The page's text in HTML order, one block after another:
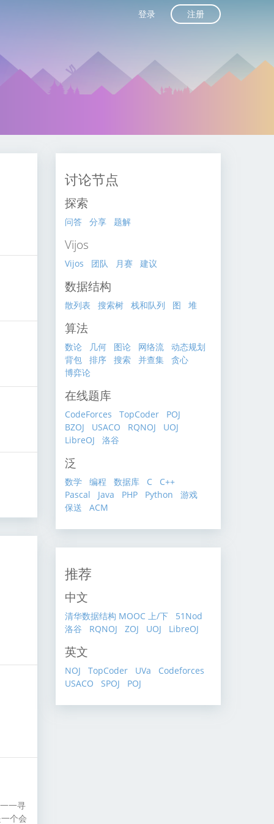
登录 注册
一寻
个会
讨论节点
探索
问答 分享 题解
Vijos
Vijos 团队 月赛 建议
数据结构
散列表 搜索树 栈和队列 图 堆
算法
数论 几何 图论 网络流
动态规划
背包
排序 搜索 并查集
贪心
博弈论
在线题库
CodeForces TopCoder
POJ
BZOJ
USACO RQNOJ
UOJ
LibreOJ
洛谷
泛
数学 编程 数据库 C
C++
Pascal
Java PHP Python
游戏
保送
ACM
推荐
中文
清华数据结构 MOOC 上/下
51Nod
洛谷
RQNOJ ZOJ UOJ LibreOJ
英文
NOJ TopCoder UVa
Codeforces
USACO
SPOJ POJ